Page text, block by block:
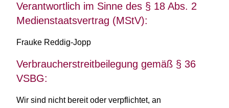
Verantwortlich im Sinne des § 18 Abs. 2
Medienstaatsvertrag (MStV):
Frauke Reddig-Jopp
Verbraucherstreitbeilegung gemäß § 36
VSBG:
Wir sind nicht bereit oder verpflichtet, an